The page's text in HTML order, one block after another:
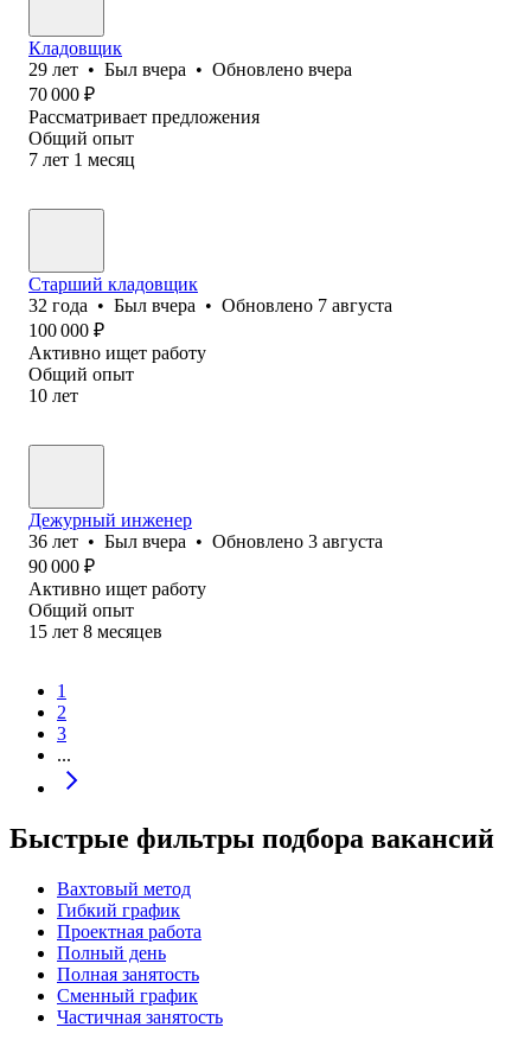
Кладовщик
29 лет • Был вчера • Обновлено вчера
70 000 ₽
Рассматривает предложения
Общий опыт
7 лет 1 месяц
Старший кладовщик
32 года • Был вчера • Обновлено 7 августа
100 000 ₽
Активно ищет работу
Общий опыт
10 лет
Дежурный инженер
36 лет • Был вчера • Обновлено 3 августа
90 000 ₽
Активно ищет работу
Общий опыт
15 лет 8 месяцев
1
2
3
...
Быстрые фильтры подбора вакансий
Вахтовый метод
Гибкий график
Проектная работа
Полный день
Полная занятость
Сменный график
Частичная занятость